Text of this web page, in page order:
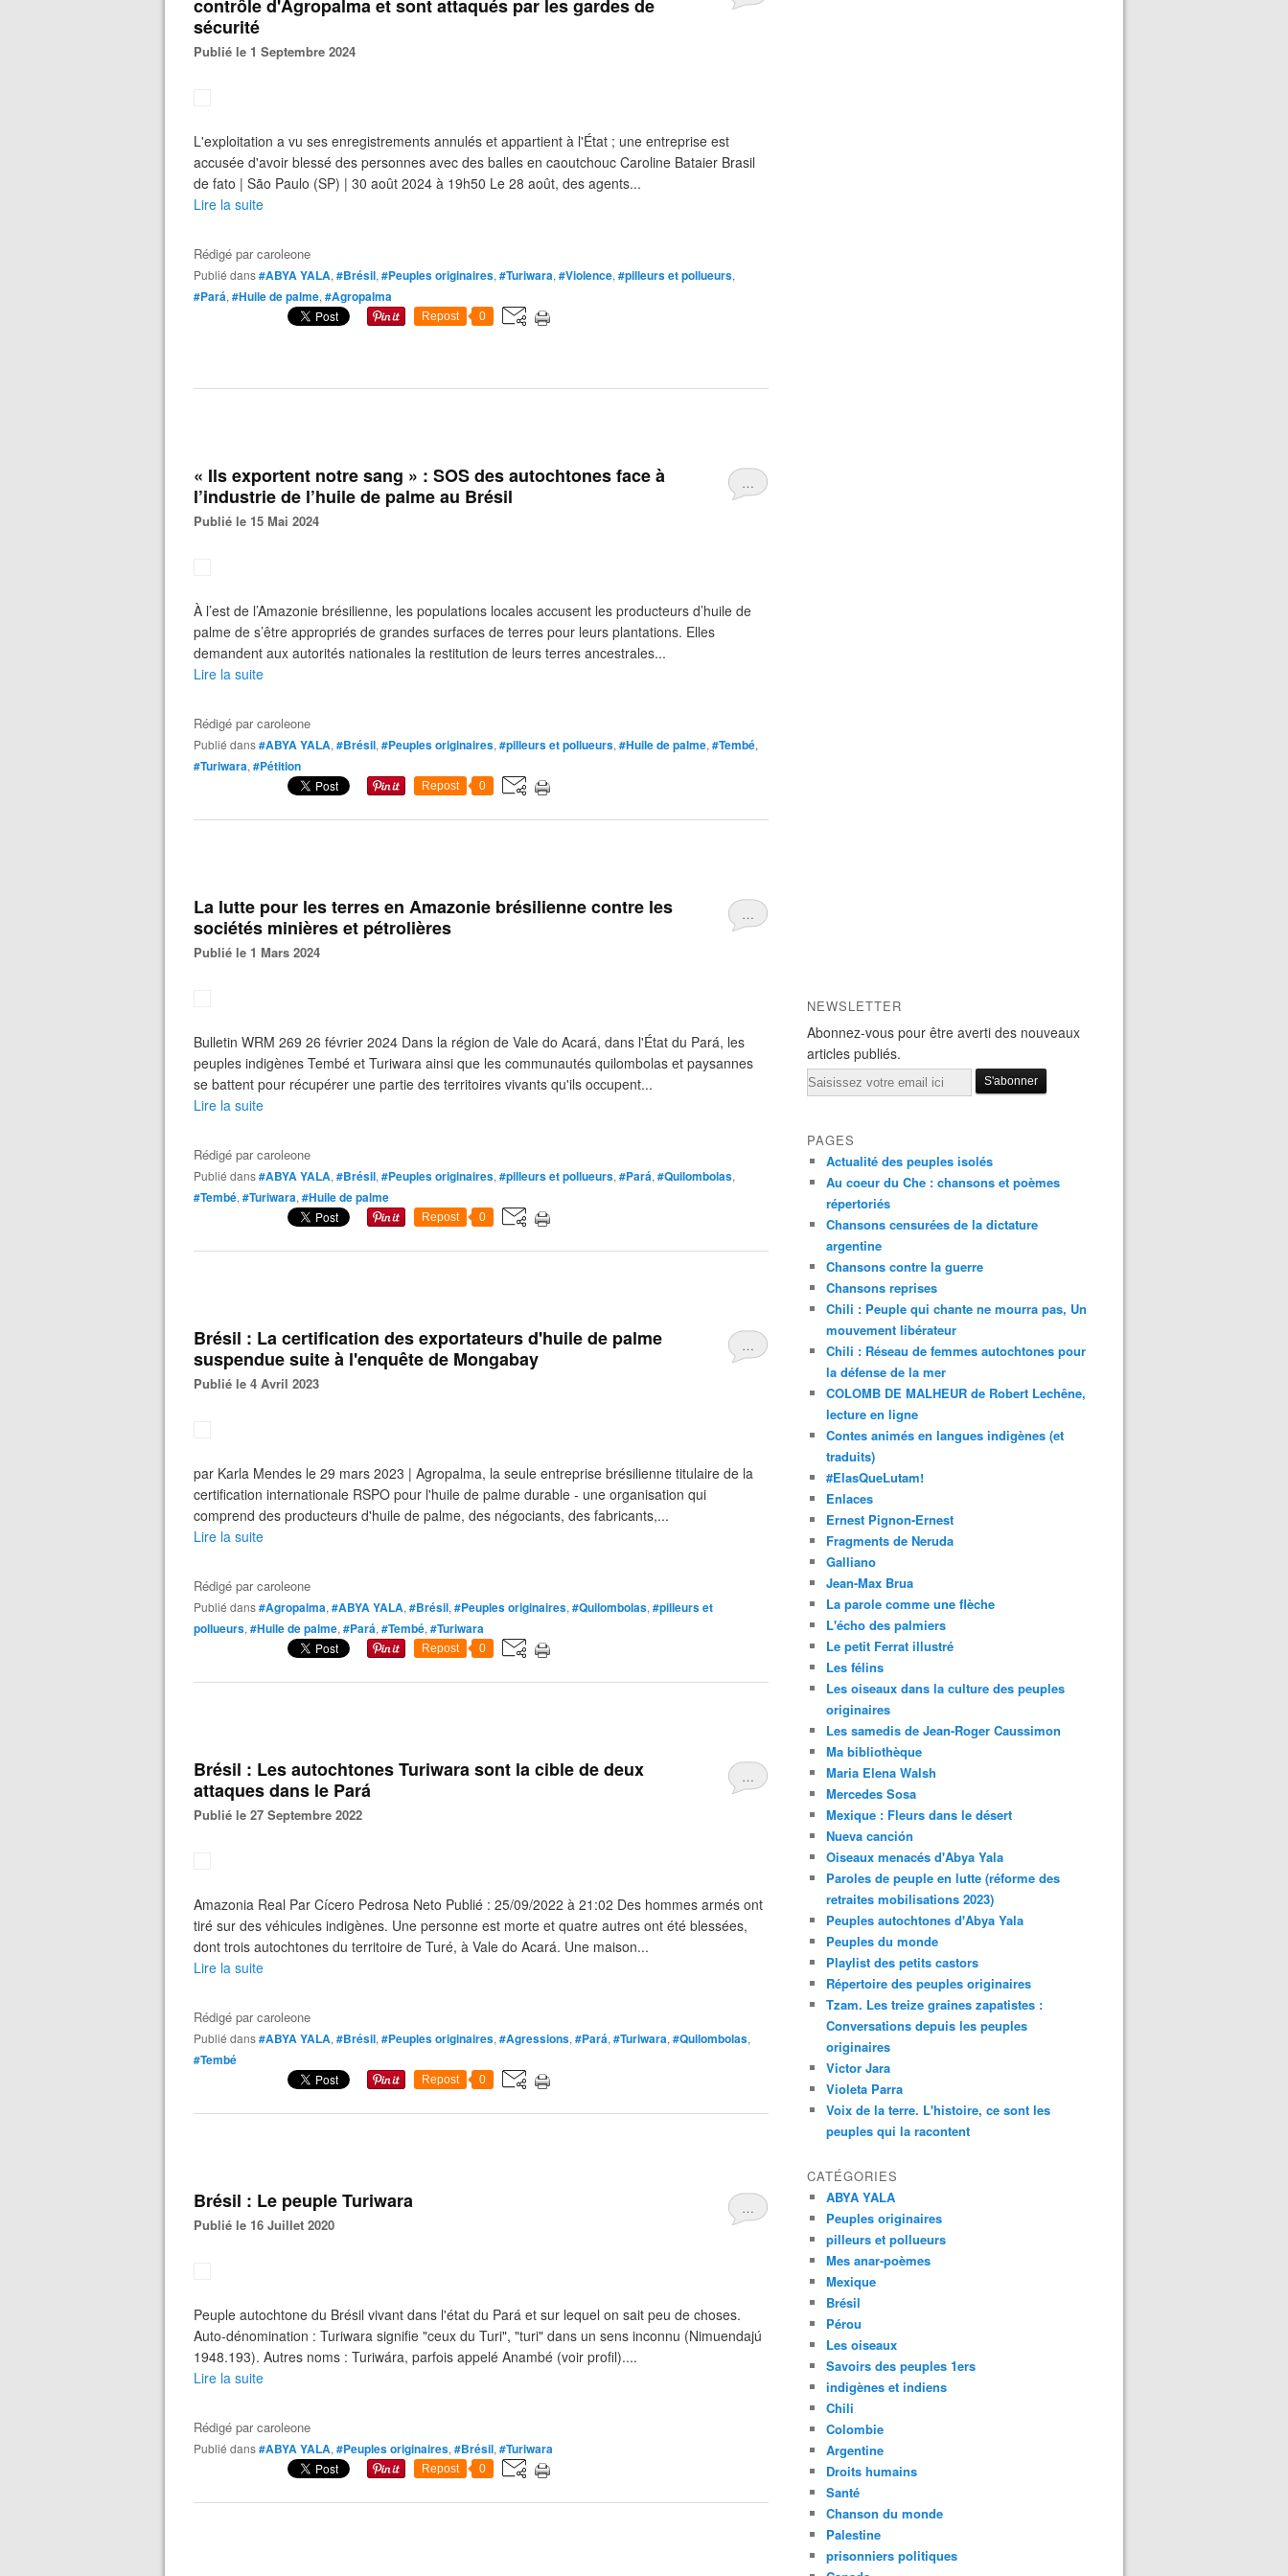
contrôle d'Agropalma et sont attaqués par les gardes de
sécurité
Publié le 1 Septembre 2024
L'exploitation a vu ses enregistrements annulés et appartient à l'État ; une entreprise est
accusée d'avoir blessé des personnes avec des balles en caoutchouc Caroline Bataier Brasil
de fato | São Paulo (SP) | 30 août 2024 à 19h50 Le 28 août, des agents...
Lire la suite
Rédigé parcaroleone
Publié dans#ABYA YALA, #Brésil, #Peuples originaires, #Turiwara, #Violence, #pilleurs et pollueurs,
#Pará, #Huile de palme, #Agropalma
Repost 0
…
« Ils exportent notre sang » : SOS des autochtones face à
l’industrie de l’huile de palme au Brésil
Publié le 15 Mai 2024
À l’est de l’Amazonie brésilienne, les populations locales accusent les producteurs d’huile de
palme de s’être appropriés de grandes surfaces de terres pour leurs plantations. Elles
demandent aux autorités nationales la restitution de leurs terres ancestrales...
Lire la suite
Rédigé parcaroleone
Publié dans#ABYA YALA, #Brésil, #Peuples originaires, #pilleurs et pollueurs, #Huile de palme, #Tembé,
#Turiwara, #Pétition
Repost 0
…
La lutte pour les terres en Amazonie brésilienne contre les
sociétés minières et pétrolières
Publié le 1 Mars 2024
Bulletin WRM 269 26 février 2024 Dans la région de Vale do Acará, dans l'État du Pará, les
peuples indigènes Tembé et Turiwara ainsi que les communautés quilombolas et paysannes
se battent pour récupérer une partie des territoires vivants qu'ils occupent...
Lire la suite
Rédigé parcaroleone
Publié dans#ABYA YALA, #Brésil, #Peuples originaires, #pilleurs et pollueurs, #Pará, #Quilombolas,
#Tembé, #Turiwara, #Huile de palme
Repost 0
…
Brésil : La certification des exportateurs d'huile de palme
suspendue suite à l'enquête de Mongabay
Publié le 4 Avril 2023
par Karla Mendes le 29 mars 2023 | Agropalma, la seule entreprise brésilienne titulaire de la
certification internationale RSPO pour l'huile de palme durable - une organisation qui
comprend des producteurs d'huile de palme, des négociants, des fabricants,...
Lire la suite
Rédigé parcaroleone
Publié dans#Agropalma, #ABYA YALA, #Brésil, #Peuples originaires, #Quilombolas, #pilleurs et
pollueurs, #Huile de palme, #Pará, #Tembé, #Turiwara
Repost 0
…
Brésil : Les autochtones Turiwara sont la cible de deux
attaques dans le Pará
Publié le 27 Septembre 2022
Amazonia Real Par Cícero Pedrosa Neto Publié : 25/09/2022 à 21:02 Des hommes armés ont
tiré sur des véhicules indigènes. Une personne est morte et quatre autres ont été blessées,
dont trois autochtones du territoire de Turé, à Vale do Acará. Une maison...
Lire la suite
Rédigé parcaroleone
Publié dans#ABYA YALA, #Brésil, #Peuples originaires, #Agressions, #Pará, #Turiwara, #Quilombolas,
#Tembé
Repost 0
…
Brésil : Le peuple Turiwara
Publié le 16 Juillet 2020
Peuple autochtone du Brésil vivant dans l'état du Pará et sur lequel on sait peu de choses.
Auto-dénomination : Turiwara signifie "ceux du Turi", "turi" dans un sens inconnu (Nimuendajú
1948.193). Autres noms : Turiwára, parfois appelé Anambé (voir profil)....
Lire la suite
Rédigé parcaroleone
Publié dans#ABYA YALA, #Peuples originaires, #Brésil, #Turiwara
Repost 0
NEWSLETTER
Abonnez-vous pour être averti des nouveaux
articles publiés.
Email
PAGES
Actualité des peuples isolés
Au coeur du Che : chansons et poèmes
répertoriés
Chansons censurées de la dictature
argentine
Chansons contre la guerre
Chansons reprises
Chili : Peuple qui chante ne mourra pas, Un
mouvement libérateur
Chili : Réseau de femmes autochtones pour
la défense de la mer
COLOMB DE MALHEUR de Robert Lechêne,
lecture en ligne
Contes animés en langues indigènes (et
traduits)
#ElasQueLutam!
Enlaces
Ernest Pignon-Ernest
Fragments de Neruda
Galliano
Jean-Max Brua
La parole comme une flèche
L'écho des palmiers
Le petit Ferrat illustré
Les félins
Les oiseaux dans la culture des peuples
originaires
Les samedis de Jean-Roger Caussimon
Ma bibliothèque
Maria Elena Walsh
Mercedes Sosa
Mexique : Fleurs dans le désert
Nueva canción
Oiseaux menacés d'Abya Yala
Paroles de peuple en lutte (réforme des
retraites mobilisations 2023)
Peuples autochtones d'Abya Yala
Peuples du monde
Playlist des petits castors
Répertoire des peuples originaires
Tzam. Les treize graines zapatistes :
Conversations depuis les peuples
originaires
Victor Jara
Violeta Parra
Voix de la terre. L'histoire, ce sont les
peuples qui la racontent
CATÉGORIES
ABYA YALA
Peuples originaires
pilleurs et pollueurs
Mes anar-poèmes
Mexique
Brésil
Pérou
Les oiseaux
Savoirs des peuples 1ers
indigènes et indiens
Chili
Colombie
Argentine
Droits humains
Santé
Chanson du monde
Palestine
prisonniers politiques